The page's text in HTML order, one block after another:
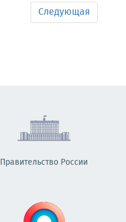
Следующая
Правительство России